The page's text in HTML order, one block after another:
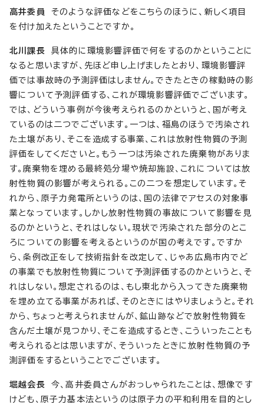
高井委員 そのような評価などをこちらのほうに、新しく項目
を付け加えたということですか。
北川課長 具体的に環境影響評価で何をするのかということに
なると思いますが、先ほど申し上げましたとおり、環境影響評
価では事故時の予測評価はしません。できたときの稼動時の影
響について予測評価する、これが環境影響評価でございます。
では、どういう事例が今後考えられるのかというと、国が考え
ているのは二つでございます。一つは、福島のほうで汚染され
た土壌があり、そこを造成する事業、これは放射性物質の予測
評価をしてくださいと。もう一つは汚染された廃棄物がありま
す。廃棄物を埋める最終処分場や焼却施設、これについては放
射性物質の影響が考えられる。この二つを想定しています。そ
れから、原子力発電所というのは、国の法律でアセスの対象事
業となっています。しかし放射性物質の事故について影響を見
るのかというと、それはしない。現状で汚染された部分のとこ
ろについての影響を考えるというのが国の考えです。ですか
ら、条例改正をして技術指針を改定して、じゃあ広島市内でど
の事業でも放射性物質について予測評価するのかというと、そ
れはしない。想定されるのは、もし東北から入ってきた廃棄物
を埋め立てる事業があれば、そのときにはやりましょうと。それ
から、ちょっと考えられませんが、鉱山跡などで放射性物質を
含んだ土壌が見つかり、そこを造成するとき、こういったことも
考えられるとは思いますが、そういったときに放射性物質の予
測評価をするということでございます。
堀越会長 今、高井委員さんがおっしゃられたことは、想像です
けども、原子力基本法というのは原子力の平和利用を目的とし